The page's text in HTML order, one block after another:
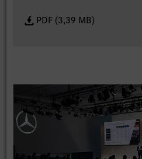
PDF (3,39 MB)